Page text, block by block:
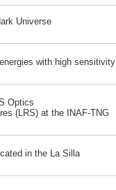
Universe
with high sensitivity
Optics
(LRS) at the INAF-TNG
in the La Silla